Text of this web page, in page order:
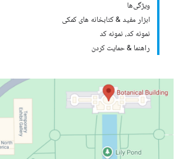
ویژگی‌ها
ابزار مفید & کتابخانه های کمکی
نمونه کد، نمونه کد
راهنما & حمایت کردن